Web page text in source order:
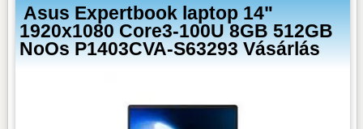
Asus Expertbook laptop 14"
1920x1080 Core3-100U 8GB 512GB
NoOs P1403CVA-S63293 Vásárlás